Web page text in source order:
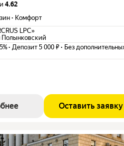
4.62
· Комфорт
LPC»
· Депозит 5 000 ₽ · Без
Оставить заявку